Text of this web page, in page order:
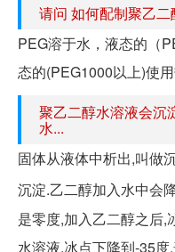
请问 如何配制聚乙二
PEG溶于水，液态的（
态的(PEG1000以上)使用
聚乙二醇水溶液会沉
水...
固体从液体中析出,叫做
沉淀.乙二醇加入水中会
是零度,加入乙二醇之后,
水溶液,冰点下降到-35